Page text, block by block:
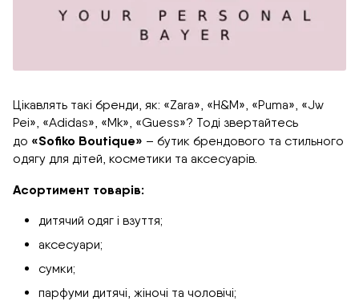
Цікавлять такі бренди, як: «Zara», «H&M», «Puma», «Jw
Pei», «Adidas», «Mk», «Guess»? Тоді звертайтесь
до «Sofiko Boutique» – бутик брендового та стильного
одягу для дітей, косметики та аксесуарів.
Асортимент товарів:
дитячий одяг і взуття;
аксесуари;
сумки;
парфуми дитячі, жіночі та чоловічі;